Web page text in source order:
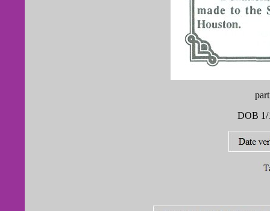
DOB 1/